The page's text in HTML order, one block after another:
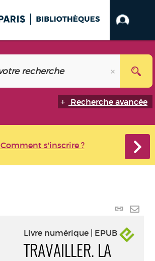
Recherche avancée
Comment s'inscrire ?
Lien
Livre numérique | EPUB
TRAVAILLER. LA